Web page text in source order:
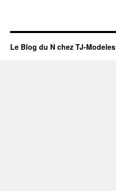
Le Blog du N chez TJ-Modeles